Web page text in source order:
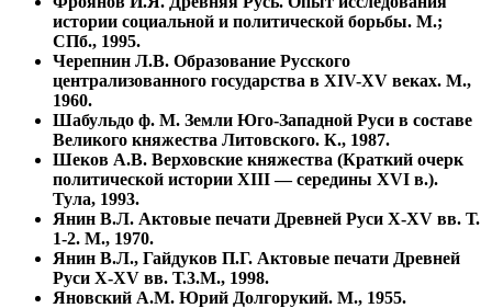
истории социальной и политической борьбы. М.;
СПб., 1995.
Черепнин Л.В. Образование Русского
централизованного государства в XIV-XV веках. М.,
1960.
Шабульдо ф. М. Земли Юго-Западной Руси в составе
Великого княжества Литовского. К., 1987.
Шеков А.В. Верховские княжества (Краткий очерк
политической истории XIII — середины XVI в.).
Тула, 1993.
Янин В.Л. Актовые печати Древней Руси X-XV вв. Т.
1-2. М., 1970.
Янин В.Л., Гайдуков П.Г. Актовые печати Древней
Руси X-XV вв. Т.3.М., 1998.
Яновский А.М. Юрий Долгорукий. М., 1955.